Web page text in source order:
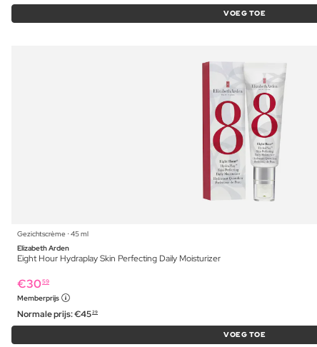
VOEG TOE
Gezichtscrème ⋅ 45 ml
Elizabeth Arden
Eight Hour Hydraplay Skin Perfecting Daily Moisturizer
€3059
Memberprijs
Normale prijs:€4529
VOEG TOE